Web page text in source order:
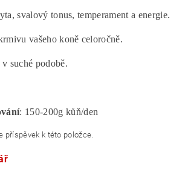
svalový tonus, temperament a energie.
vašeho koně celoročně.
suché podobě.
: 150-200g kůň/den
příspěvek k této položce.